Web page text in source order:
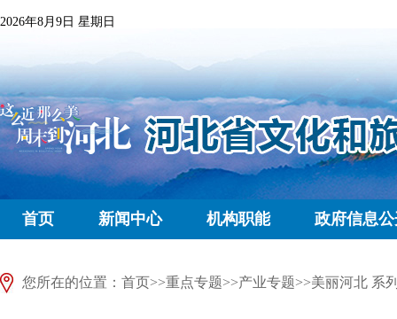
2026年8月9日 星期日
首页 新闻中心 机构职能 政府信息
您所在的位置： 首页>>重点专题>>产业专题>>美丽河北 系